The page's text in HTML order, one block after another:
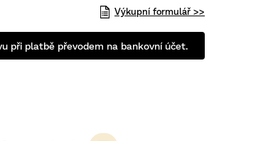
Výkupní formulář >>
při platbě převodem na bankovní účet.